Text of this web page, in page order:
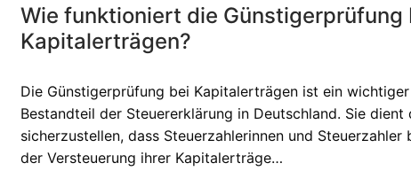
Wie funktioniert die Günstigerprüfung
Kapitalerträgen?
Die Günstigerprüfung bei Kapitalerträgen ist ein wichtiger
Bestandteil der Steuererklärung in Deutschland. Sie dient
sicherzustellen, dass Steuerzahlerinnen und Steuerzahler
der Versteuerung ihrer Kapitalerträge…